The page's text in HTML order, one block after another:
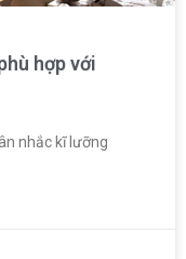
hợp với
nhắc kĩ lưỡng